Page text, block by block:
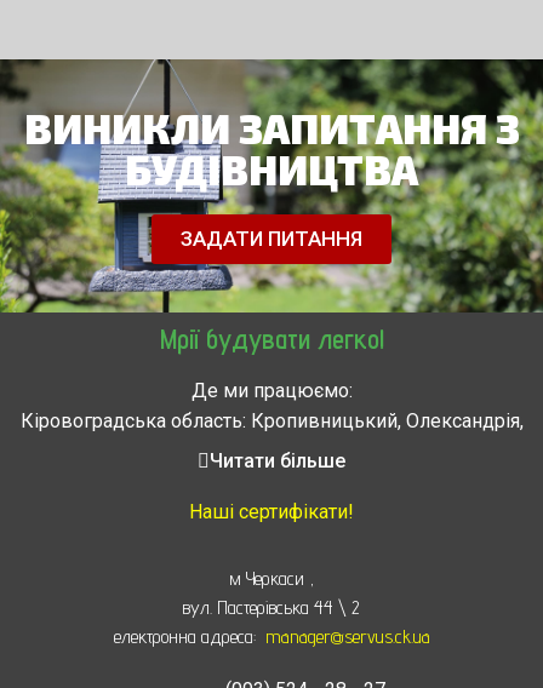
ВИНИКЛИ ЗАПИТАННЯ З
БУДІВНИЦТВА
ЗАДАТИ ПИТАННЯ
Мрії будувати легко!
Де ми працюємо:
Кіровоградська область: Кропивницький, Олександрія,
Знам’янка, Долинська, Новоархангельськ, Світловодськ
Звенигородка, Золотоноша, Каменка, Канев, Корсунь-
Монастырище, Смела, Тальное, Умань, Христиновка.
Черкассы, Чигирин, Чорнобай, Шпола
Читати більше
Наші сертифікати!
м Черкаси
вул. Пастерівська 44 \ 2
електронна адреса: manager@servus.ck.ua